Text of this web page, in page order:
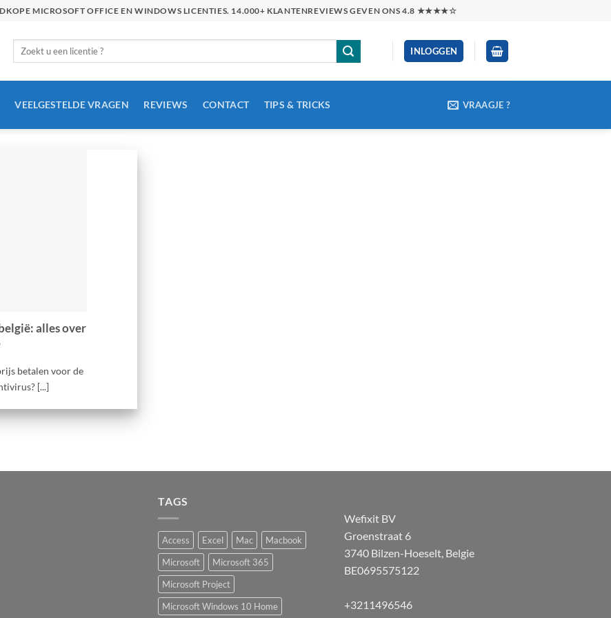
MICROSOFT OFFICE EN WINDOWS LICENTIES. 14.000+ KLANTENREVIEWS GEVEN ONS 4.8 ★★★★☆
Zoeken
INLOGGEN
VEELGESTELDE VRAGEN REVIEWS CONTACT TIPS & TRICKS VRAAGJE ?
alles over
betalen voor de
[...]
TAGS
Access Excel Mac
Macbook
Microsoft
Microsoft 365
Microsoft Project
Microsoft Windows 10 Home
Wefixit BV
Groenstraat 6
3740 Bilzen-Hoeselt, Belgie
BE0695575122
+3211496546